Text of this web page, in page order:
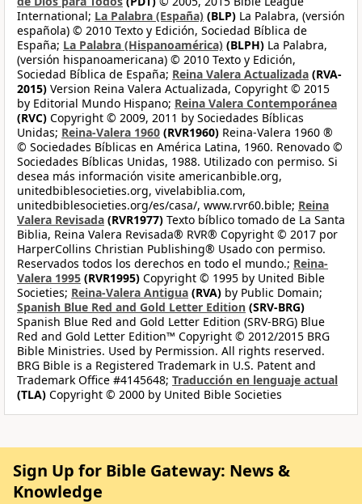
International; La Palabra (España) (BLP) La Palabra, (versión
española) © 2010 Texto y Edición, Sociedad Bíblica de
España; La Palabra (Hispanoamérica) (BLPH) La Palabra,
(versión hispanoamericana) © 2010 Texto y Edición,
Sociedad Bíblica de España; Reina Valera Actualizada (RVA-
2015) Version Reina Valera Actualizada, Copyright © 2015
by Editorial Mundo Hispano; Reina Valera Contemporánea
(RVC) Copyright © 2009, 2011 by Sociedades Bíblicas
Unidas; Reina-Valera 1960 (RVR1960) Reina-Valera 1960 ®
© Sociedades Bíblicas en América Latina, 1960. Renovado ©
Sociedades Bíblicas Unidas, 1988. Utilizado con permiso. Si
desea más información visite americanbible.org,
unitedbiblesocieties.org, vivelabiblia.com,
unitedbiblesocieties.org/es/casa/, www.rvr60.bible; Reina
Valera Revisada (RVR1977) Texto bíblico tomado de La Santa
Biblia, Reina Valera Revisada® RVR® Copyright © 2017 por
HarperCollins Christian Publishing® Usado con permiso.
Reservados todos los derechos en todo el mundo.; Reina-
Valera 1995 (RVR1995) Copyright © 1995 by United Bible
Societies; Reina-Valera Antigua (RVA) by Public Domain;
Spanish Blue Red and Gold Letter Edition (SRV-BRG)
Spanish Blue Red and Gold Letter Edition (SRV-BRG) Blue
Red and Gold Letter Edition™ Copyright © 2012/2015 BRG
Bible Ministries. Used by Permission. All rights reserved.
BRG Bible is a Registered Trademark in U.S. Patent and
Trademark Office #4145648; Traducción en lenguaje actual
(TLA) Copyright © 2000 by United Bible Societies
Sign Up for Bible Gateway: News &
Knowledge